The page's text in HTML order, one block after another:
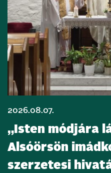
2026.08.07.
„Isten módjára
Alsóörsön
szerzetesi